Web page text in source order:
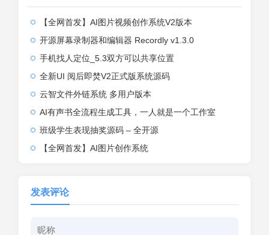
【全网首发】AI图片视频创作系统V2版本
开源屏幕录制器和编辑器 Recordly v1.3.0
手机找人定位_5.3双方可以共享位置
全新UI 阅后即焚V2正式版系统源码
云智文件外链系统 多用户版本
AI有声书全流程生成工具，一人就是一个工作室
班级学生表现抽奖源码 – 全开源
【全网首发】AI图片创作系统
发表评论